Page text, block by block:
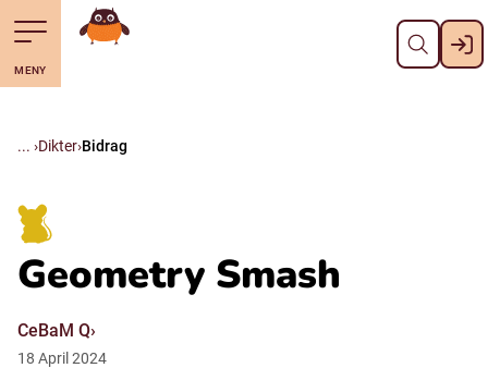
Till navigering av sidans innehåll
Hoppa till sidans huvudinnehåll Stäng
Suomi (Finska)
Julevsámegiella (Lulesamiska)
Åarjelsaemiengïele (Sydsamiska)
MENY
Gå till startsidan
Dikter Bidrag
Geometry Smash
CeBaM Q
18 April2024